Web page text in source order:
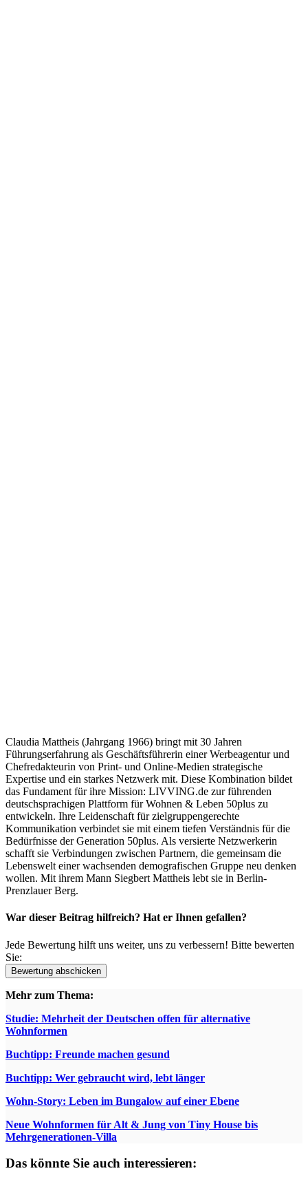
Claudia Mattheis (Jahrgang 1966) bringt mit 30 Jahren
Führungserfahrung als Geschäftsführerin einer Werbeagentur und
Chefredakteurin von Print- und Online-Medien strategische
Expertise und ein starkes Netzwerk mit. Diese Kombination bildet
das Fundament für ihre Mission: LIVVING.de zur führenden
deutschsprachigen Plattform für Wohnen & Leben 50plus zu
entwickeln. Ihre Leidenschaft für zielgruppengerechte
Kommunikation verbindet sie mit einem tiefen Verständnis für die
Bedürfnisse der Generation 50plus. Als versierte Netzwerkerin
schafft sie Verbindungen zwischen Partnern, die gemeinsam die
Lebenswelt einer wachsenden demografischen Gruppe neu denken
wollen. Mit ihrem Mann Siegbert Mattheis lebt sie in Berlin-
Prenzlauer Berg.
War dieser Beitrag hilfreich? Hat er Ihnen gefallen?
Jede Bewertung hilft uns weiter, uns zu verbessern! Bitte bewerten
Sie:
Mehr zum Thema:
Studie: Mehrheit der Deutschen offen für alternative
Wohnformen
Buchtipp: Freunde machen gesund
Buchtipp: Wer gebraucht wird, lebt länger
Wohn-Story: Leben im Bungalow auf einer Ebene
Neue Wohnformen für Alt & Jung von Tiny House bis
Mehrgenerationen-Villa
Das könnte Sie auch interessieren: